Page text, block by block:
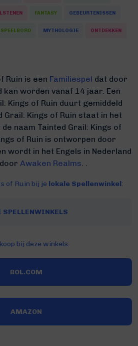
FANTASY GEBEURTENISSEN
MYTHOLOGIE ONTDEKKEN
Ruin is een Familiespel dat door
worden vanaf 14 jaar. Een
Kings of Ruin duurt gemiddeld
Grail: Kings of Ruin staat in het
naam Tainted Grail: Kings of
of Ruin is ontworpen door
wordt in het Engels in Nederland
Awaken Realms. .
of Ruin bij je lokale Spellenwinkel:
SPELLENWINKELS
bij deze winkels:
BOL.COM
AMAZON